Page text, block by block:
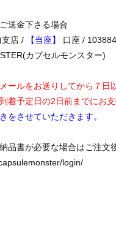
送金下さる場合
店 /
【当座】 口座 /
カプセルモンスター)
ールをお送りしてから７日
着予定日の2日前までにお
をさせていただきます。
品書が必要な場合はご注文
login/